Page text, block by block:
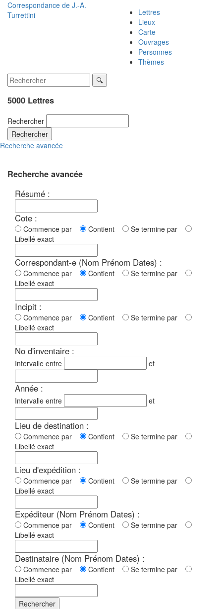
Correspondance de J.-A.
Turrettini
Lettres
Lieux
Carte
Ouvrages
Personnes
Thèmes
5000 Lettres
Rechercher
Rechercher
Recherche avancée
Recherche avancée
Résumé :
Cote :
Commence par Contient
Se termine par
Libellé exact
Correspondant-e (Nom Prénom Dates) :
Commence par Contient
Se termine par
Libellé exact
Incipit :
Commence par Contient
Se termine par
Libellé exact
No d'inventaire :
Intervalle entre et
Année :
Intervalle entre et
Lieu de destination :
Commence par Contient
Se termine par
Libellé exact
Lieu d'expédition :
Commence par Contient
Se termine par
Libellé exact
Expéditeur (Nom Prénom Dates) :
Commence par Contient
Se termine par
Libellé exact
Destinataire (Nom Prénom Dates) :
Commence par Contient
Se termine par
Libellé exact
Rechercher